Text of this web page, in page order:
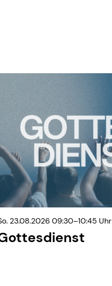
23.08.2026 09:30–10:45 Uhr